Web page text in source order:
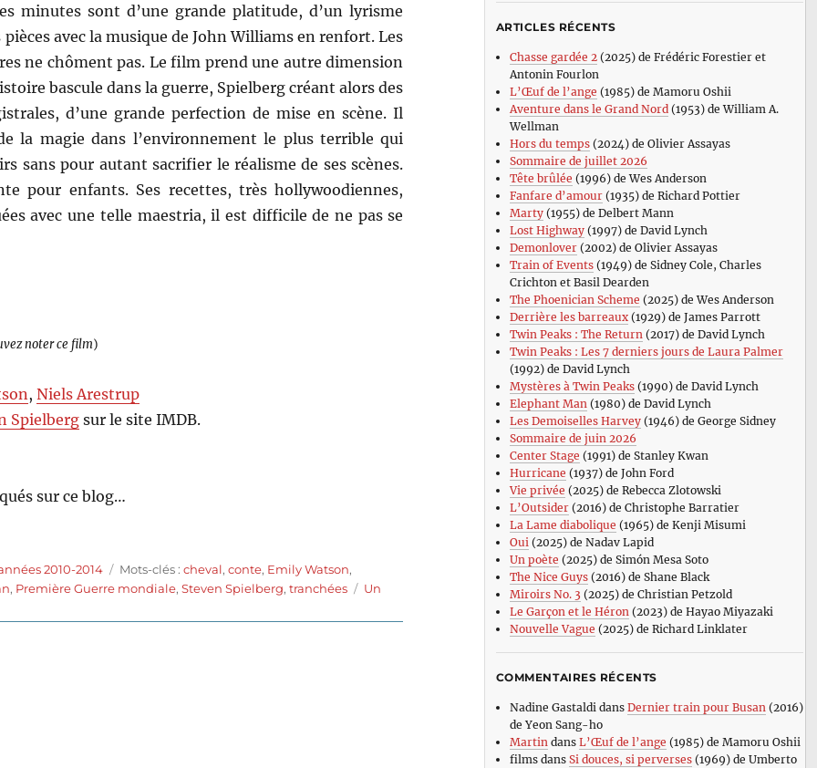
minutes sont d’une grande platitude, d’un lyrisme
avec la musique de John Williams en renfort. Les
ne chôment pas. Le film prend une autre dimension
bascule dans la guerre, Spielberg créant alors des
d’une grande perfection de mise en scène. Il
la magie dans l’environnement le plus terrible qui
sans pour autant sacrifier le réalisme de ses scènes.
pour enfants. Ses recettes, très hollywoodiennes,
avec une telle maestria, il est difficile de ne pas se
noter ce film)
,Niels Arestrup
Spielberg sur le site IMDB.
sur ce blog…
2010-2014 Étiquettes
Mots-clés :cheval,conte, Emily Watson,
, Première Guerre mondiale,Steven Spielberg,tranchées
Un
ARTICLES RÉCENTS
Chasse gardée 2(2025) de Frédéric Forestier et
Antonin Fourlon
L’Œuf de l’ange (1985) de Mamoru Oshii
Aventure dans le Grand Nord(1953) de William A.
Wellman
Hors du temps(2024) de Olivier Assayas
Sommaire de juillet 2026
Tête brûlée (1996) de Wes Anderson
Fanfare d’amour(1935) de Richard Pottier
Marty(1955) de Delbert Mann
Lost Highway(1997) de David Lynch
Demonlover(2002) de Olivier Assayas
Train of Events(1949) de Sidney Cole, Charles
Crichton et Basil Dearden
The Phoenician Scheme (2025) de Wes Anderson
Derrière les barreaux(1929) de James Parrott
Twin Peaks : The Return(2017) de David Lynch
Twin Peaks : Les 7 derniers jours de Laura Palmer
(1992) de David Lynch
Mystères à Twin Peaks(1990) de David Lynch
Elephant Man(1980) de David Lynch
Les Demoiselles Harvey(1946) de George Sidney
Sommaire de juin 2026
Center Stage (1991) de Stanley Kwan
Hurricane (1937) de John Ford
Vie privée (2025) de Rebecca Zlotowski
L’Outsider(2016) de Christophe Barratier
La Lame diabolique (1965) de Kenji Misumi
Oui(2025) de Nadav Lapid
Un poète (2025) de Simón Mesa Soto
The Nice Guys(2016) de Shane Black
Miroirs No. 3 (2025) de Christian Petzold
Le Garçon et le Héron(2023) de Hayao Miyazaki
Nouvelle Vague (2025) de Richard Linklater
COMMENTAIRES RÉCENTS
Nadine Gastaldi dans Dernier train pour Busan (2016)
de Yeon Sang-ho
Martin dans L’Œuf de l’ange (1985) de Mamoru Oshii
filmsdans Si douces, si perverses(1969) de Umberto